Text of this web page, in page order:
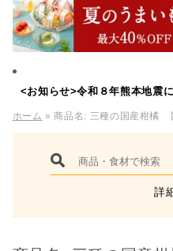
<お知らせ>令和８年熊本地震
ホーム » 商品名: 三種の国産柑橘
詳